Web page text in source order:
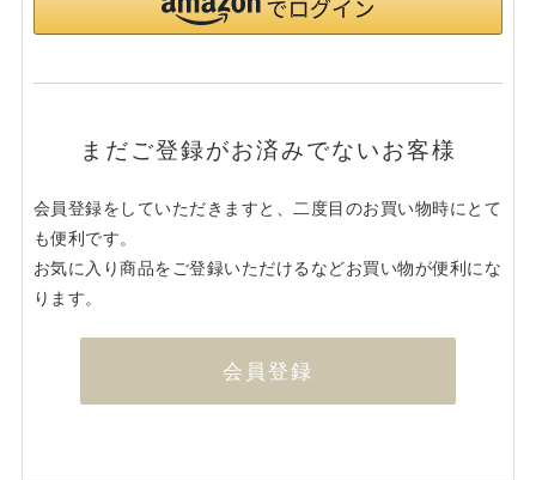
まだご登録がお済みでないお客様
会員登録をしていただきますと、二度目のお買い物時にとて
も便利です。
お気に入り商品をご登録いただけるなどお買い物が便利にな
ります。
会員登録